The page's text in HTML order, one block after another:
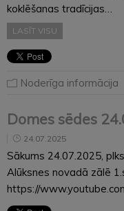
koklēšanas tradīcijas…
LASĪT VISU
Noderīga informācija
Domes sēdes
24.07.2025
Sākums 24.07.2025,
Alūksnes novadā zālē
https://